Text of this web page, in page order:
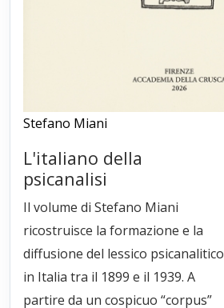
Stefano Miani
L'italiano della
psicanalisi
Il volume di Stefano Miani
ricostruisce la formazione e la
diffusione del lessico psicanalitico
in Italia tra il 1899 e il 1939. A
partire da un cospicuo “corpus”